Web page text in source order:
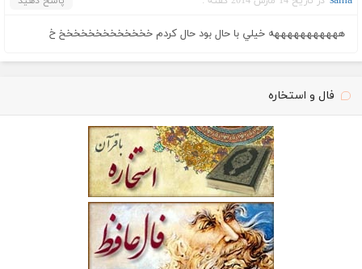
هههههههههههه خيلي با حال بود حال كردم خخخخخخخخخخخخخ خ
فال و استخاره